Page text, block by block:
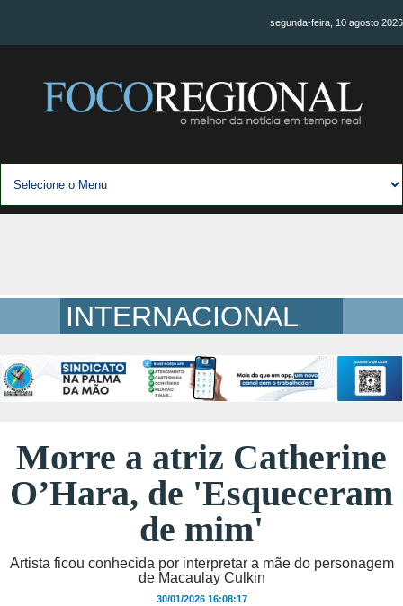
segunda-feira, 10 agosto 2026
INTERNACIONAL
Morre a atriz Catherine
O’Hara, de 'Esqueceram
de mim'
Artista ficou conhecida por interpretar a mãe do personagem
de Macaulay Culkin
30/01/2026 16:08:17